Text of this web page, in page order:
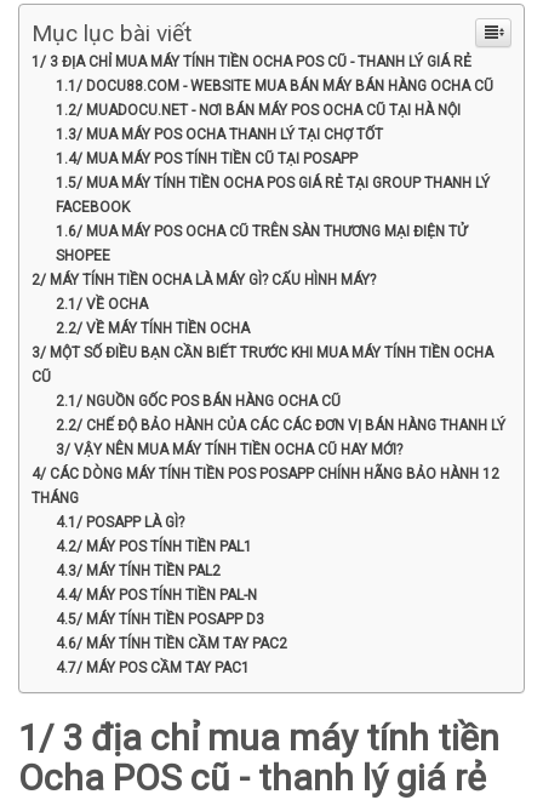
Mục lục bài viết
1/ 3 ĐỊA CHỈ MUA MÁY TÍNH TIỀN OCHA POS CŨ - THANH LÝ GIÁ RẺ
1.1/ DOCU88.COM - WEBSITE MUA BÁN MÁY BÁN HÀNG OCHA CŨ
1.2/ MUADOCU.NET - NƠI BÁN MÁY POS OCHA CŨ TẠI HÀ NỘI
1.3/ MUA MÁY POS OCHA THANH LÝ TẠI CHỢ TỐT
1.4/ MUA MÁY POS TÍNH TIỀN CŨ TẠI POSAPP
1.5/ MUA MÁY TÍNH TIỀN OCHA POS GIÁ RẺ TẠI GROUP THANH LÝ
FACEBOOK
1.6/ MUA MÁY POS OCHA CŨ TRÊN SÀN THƯƠNG MẠI ĐIỆN TỬ
SHOPEE
2/ MÁY TÍNH TIỀN OCHA LÀ MÁY GÌ? CẤU HÌNH MÁY?
2.1/ VỀ OCHA
2.2/ VỀ MÁY TÍNH TIỀN OCHA
3/ MỘT SỐ ĐIỀU BẠN CẦN BIẾT TRƯỚC KHI MUA MÁY TÍNH TIỀN OCHA
CŨ
2.1/ NGUỒN GỐC POS BÁN HÀNG OCHA CŨ
2.2/ CHẾ ĐỘ BẢO HÀNH CỦA CÁC CÁC ĐƠN VỊ BÁN HÀNG THANH LÝ
3/ VẬY NÊN MUA MÁY TÍNH TIỀN OCHA CŨ HAY MỚI?
4/ CÁC DÒNG MÁY TÍNH TIỀN POS POSAPP CHÍNH HÃNG BẢO HÀNH 12
THÁNG
4.1/ POSAPP LÀ GÌ?
4.2/ MÁY POS TÍNH TIỀN PAL1
4.3/ MÁY TÍNH TIỀN PAL2
4.4/ MÁY POS TÍNH TIỀN PAL-N
4.5/ MÁY TÍNH TIỀN POSAPP D3
4.6/ MÁY TÍNH TIỀN CẦM TAY PAC2
4.7/ MÁY POS CẦM TAY PAC1
1/ 3 địa chỉ mua máy tính tiền
Ocha POS cũ - thanh lý giá rẻ